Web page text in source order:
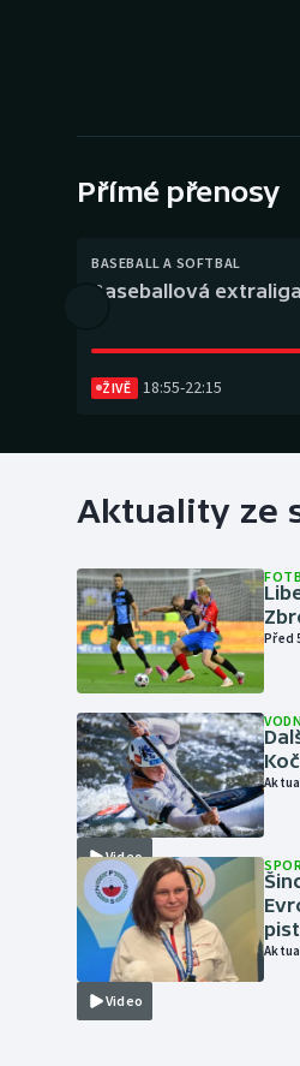
Přímé přenosy
BASEBALL A SOFTBAL
Baseballová
ŽIVĚ 18:55-22:15
Aktuality ze
Před
Video
Video